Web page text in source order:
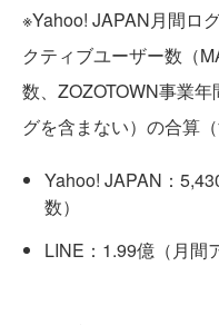
※Yahoo! JAPAN月間ロ
クティブユーザー数（
数、ZOZOTOWN事業
グを含まない）の合算
Yahoo! JAPAN：
数）
LINE：1.99億（月間